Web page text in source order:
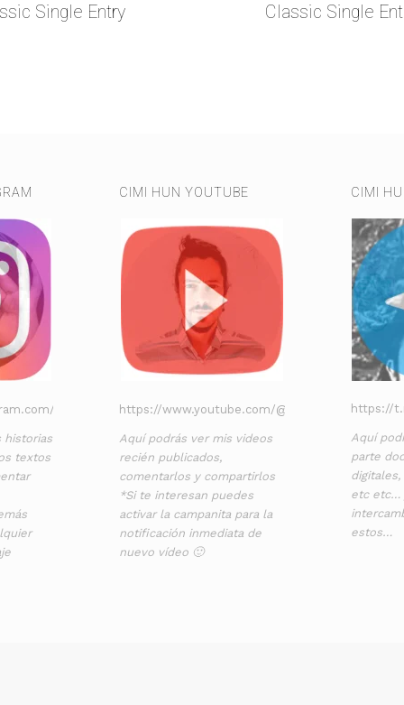
Single Entry Classic Single
cimihunrc/
historias
textos
CIMI HUN YOUTUBE
https://www.youtube.com/@cimihunrc
Aquí podrás ver mis videos
recién publicados,
comentarlos y compartirlos
*Si te interesan puedes
activar la campanita para la
notificación inmediata de
nuevo vídeo 🙂
CIMI
https://
Aquí
parte
etc etc…
estos…